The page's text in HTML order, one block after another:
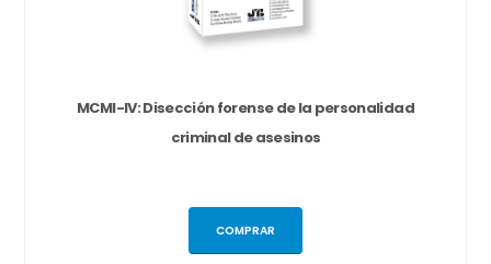
MCMI-IV: Disección forense de la personalidad
criminal de asesinos
COMPRAR